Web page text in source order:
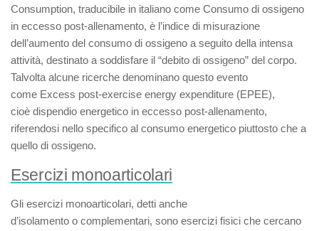
Consumption, traducibile in italiano come Consumo di ossigeno
in eccesso post-allenamento, è l’indice di misurazione
dell’aumento del consumo di ossigeno a seguito della intensa
attività, destinato a soddisfare il “debito di ossigeno” del corpo.
Talvolta alcune ricerche denominano questo evento
come Excess post-exercise energy expenditure (EPEE),
cioè dispendio energetico in eccesso post-allenamento,
riferendosi nello specifico al consumo energetico piuttosto che a
quello di ossigeno.
Esercizi monoarticolari
Gli esercizi monoarticolari, detti anche
d’isolamento o complementari, sono esercizi fisici che cercano